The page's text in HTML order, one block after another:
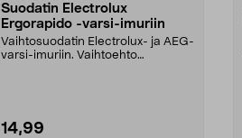
Suodatin Electrolux
Ergorapido -varsi-imuriin
Vaihtosuodatin Electrolux- ja AEG-
varsi-imuriin. Vaihtoehto
14,99